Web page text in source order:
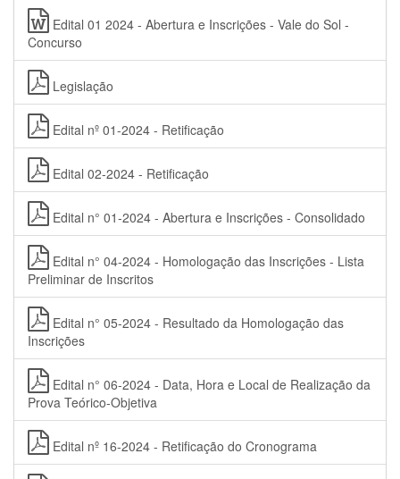
Edital 01 2024 - Abertura e Inscrições - Vale do Sol -
Concurso
Legislação
Edital nº 01-2024 - Retificação
Edital 02-2024 - Retificação
Edital n° 01-2024 - Abertura e Inscrições - Consolidado
Edital n° 04-2024 - Homologação das Inscrições - Lista
Preliminar de Inscritos
Edital n° 05-2024 - Resultado da Homologação das
Inscrições
Edital n° 06-2024 - Data, Hora e Local de Realização da
Prova Teórico-Objetiva
Edital nº 16-2024 - Retificação do Cronograma